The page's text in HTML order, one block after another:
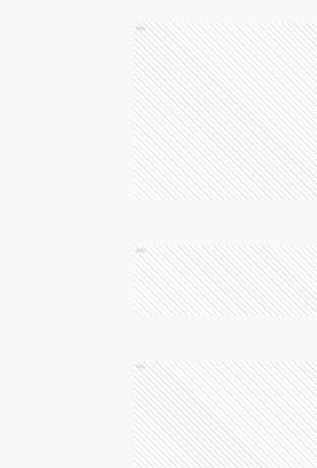
Ads
Ads
Ads